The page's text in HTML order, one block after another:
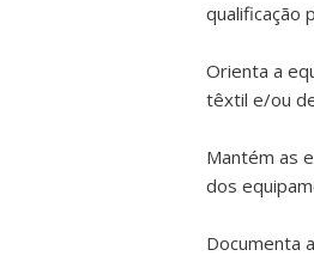
qualificação
Orienta a
têxtil e/ou
Mantém as
dos
Documenta